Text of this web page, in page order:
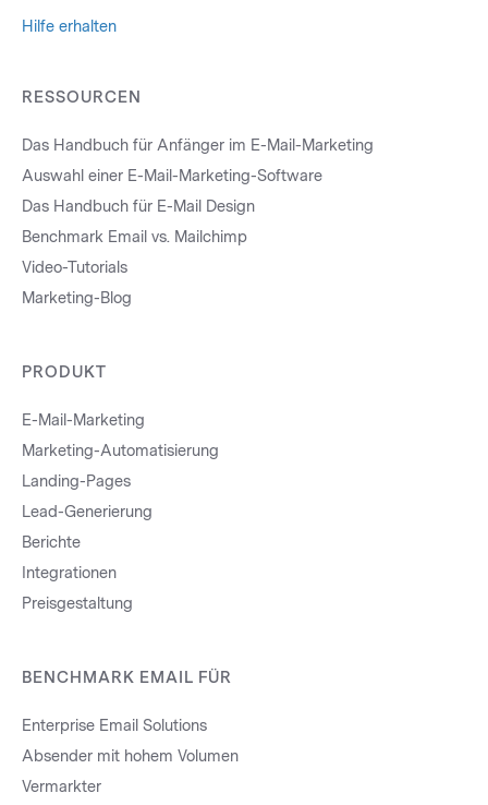
Hilfe erhalten
RESSOURCEN
Das Handbuch für Anfänger im E-Mail-Marketing
Auswahl einer E-Mail-Marketing-Software
Das Handbuch für E-Mail Design
Benchmark Email vs. Mailchimp
Video-Tutorials
Marketing-Blog
PRODUKT
E-Mail-Marketing
Marketing-Automatisierung
Landing-Pages
Lead-Generierung
Berichte
Integrationen
Preisgestaltung
BENCHMARK EMAIL FÜR
Enterprise Email Solutions
Absender mit hohem Volumen
Vermarkter